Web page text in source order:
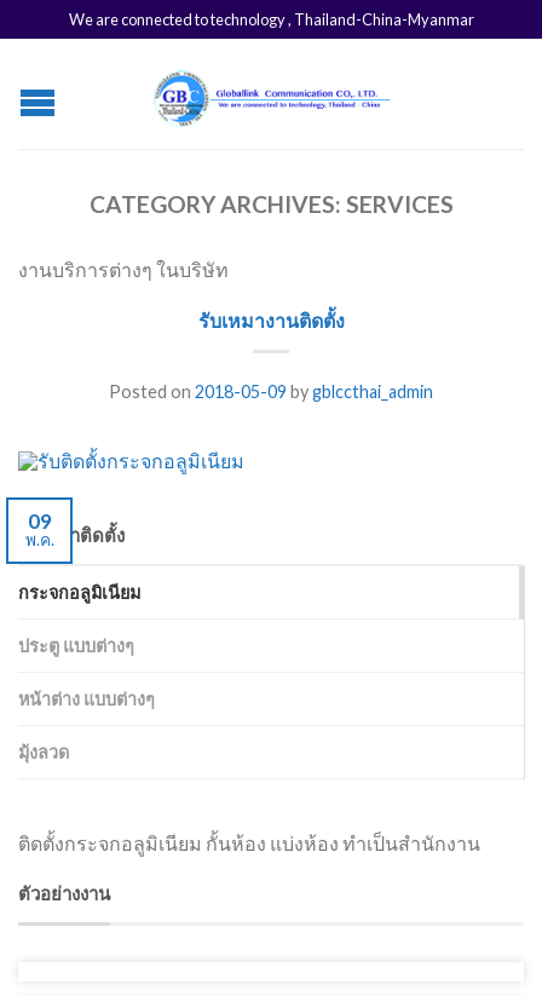
We are connected to technology , Thailand-China-Myanmar
CATEGORY ARCHIVES: SERVICES
งานบริการต่างๆ ในบริษัท
รับเหมางานติดตั้ง
Posted on 2018-05-09 bygblccthai_admin
09
พ.ค.
รับเหมาติดตั้ง
กระจกอลูมิเนียม
ประตู แบบต่างๆ
หน้าต่าง แบบต่างๆ
มุ้งลวด
ติดตั้งกระจกอลูมิเนียม กั้นห้อง แบ่งห้อง ทำเป็นสำนักงาน
ตัวอย่างงาน